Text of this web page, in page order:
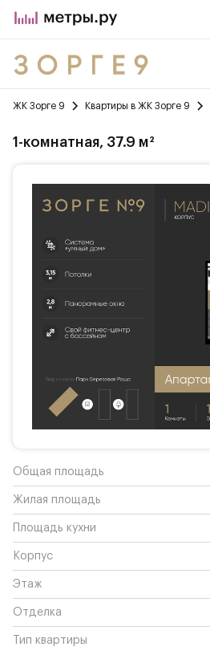
ЖК Зорге 9 Квартиры в ЖК Зорге 9
1-комнатная, 37.9 м²
Общая площадь
Жилая площадь
Площадь кухни
Корпус
Этаж
Отделка
Тип квартиры